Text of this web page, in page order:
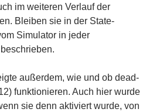
im weiteren Verlauf der
Bleiben sie in der State-
Simulator in jeder
außerdem, wie und ob dead-
funktionieren. Auch hier wurde
sie denn aktiviert wurde, von